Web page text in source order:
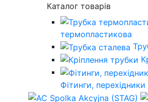
Каталог товарів
термопластикова
Фітинги,